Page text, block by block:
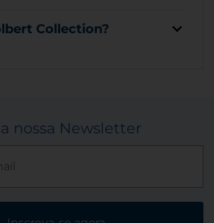
Collection?
nossa Newsletter